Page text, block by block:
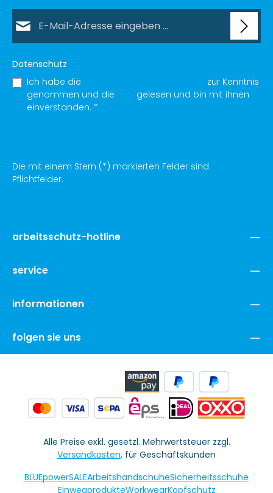
Datenschutz
Ich habe die
zur Kenntnis
genommen und die
gelesen und bin mit ihnen
einverstanden. *
Die mit einem Stern (*) markierten Felder sind
Pflichtfelder.
arbeitsschutz-hotline
service
informationen
folgen sie uns
Alle Preise exkl. gesetzl. Mehrwertsteuer zzgl.
Versandkosten. für Geschäftskunden
BLUEpowerSALEArbeitshandschuheSicherheitsschuhe
EinwegprodukteWorkwearKopfschutz